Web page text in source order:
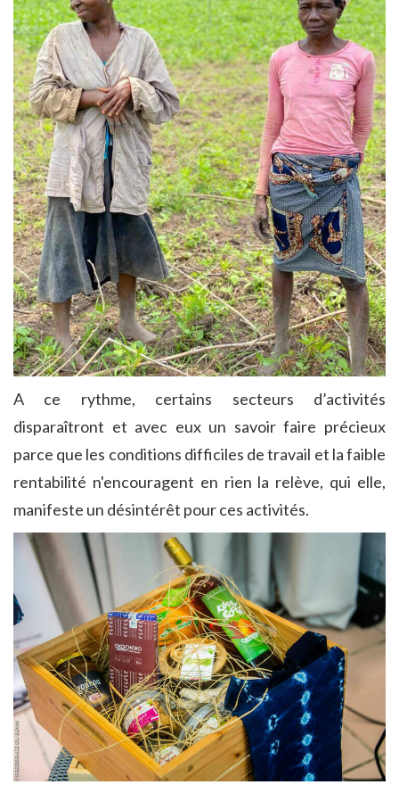
A ce rythme, certains secteurs d’activités
disparaîtront et avec eux un savoir faire précieux
parce que les conditions difficiles de travail et la faible
rentabilité n'encouragent en rien la relève, qui elle,
manifeste un désintérêt pour ces activités.